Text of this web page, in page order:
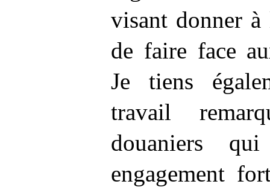
visant donner à
de faire face
Je tiens
travail
douaniers
engagement